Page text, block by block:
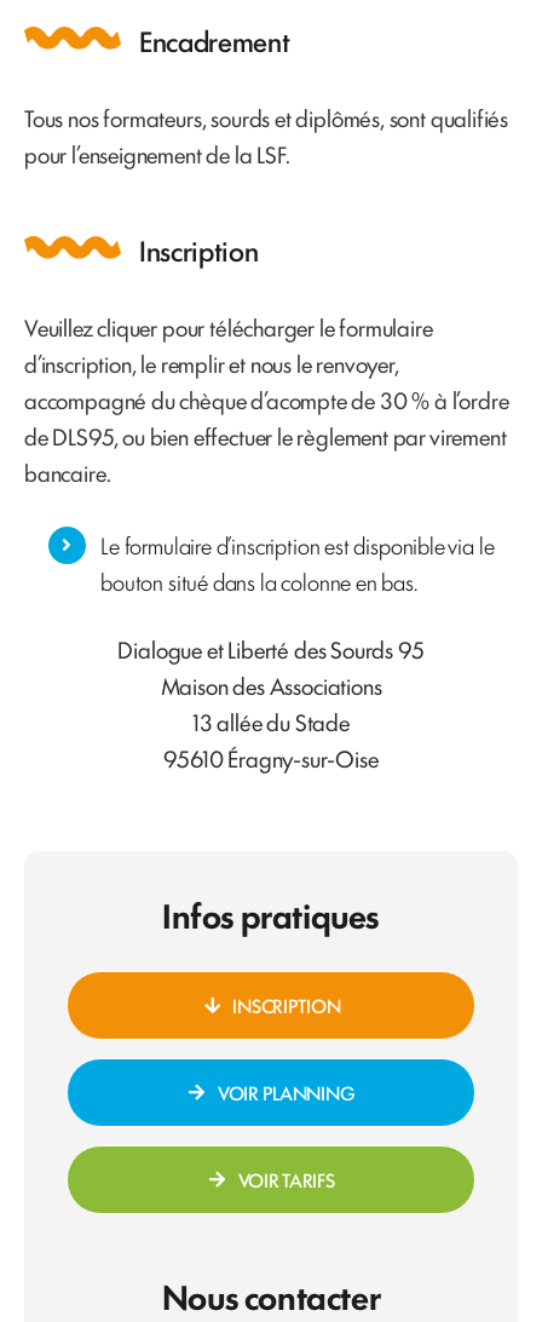
Encadrement
Tous nos formateurs, sourds et diplômés, sont qualifiés
pour l’enseignement de la LSF.
Inscription
Veuillez cliquer pour télécharger le formulaire
d’inscription, le remplir et nous le renvoyer,
accompagné du chèque d’acompte de 30 % à l’ordre
de DLS95, ou bien effectuer le règlement par virement
bancaire.
Le formulaire d’inscription est disponible via le
bouton situé dans la colonne en bas.
Dialogue et Liberté des Sourds 95
Maison des Associations
13 allée du Stade
95610 Éragny-sur-Oise
Infos pratiques
INSCRIPTION
VOIR PLANNING
VOIR TARIFS
Nous contacter